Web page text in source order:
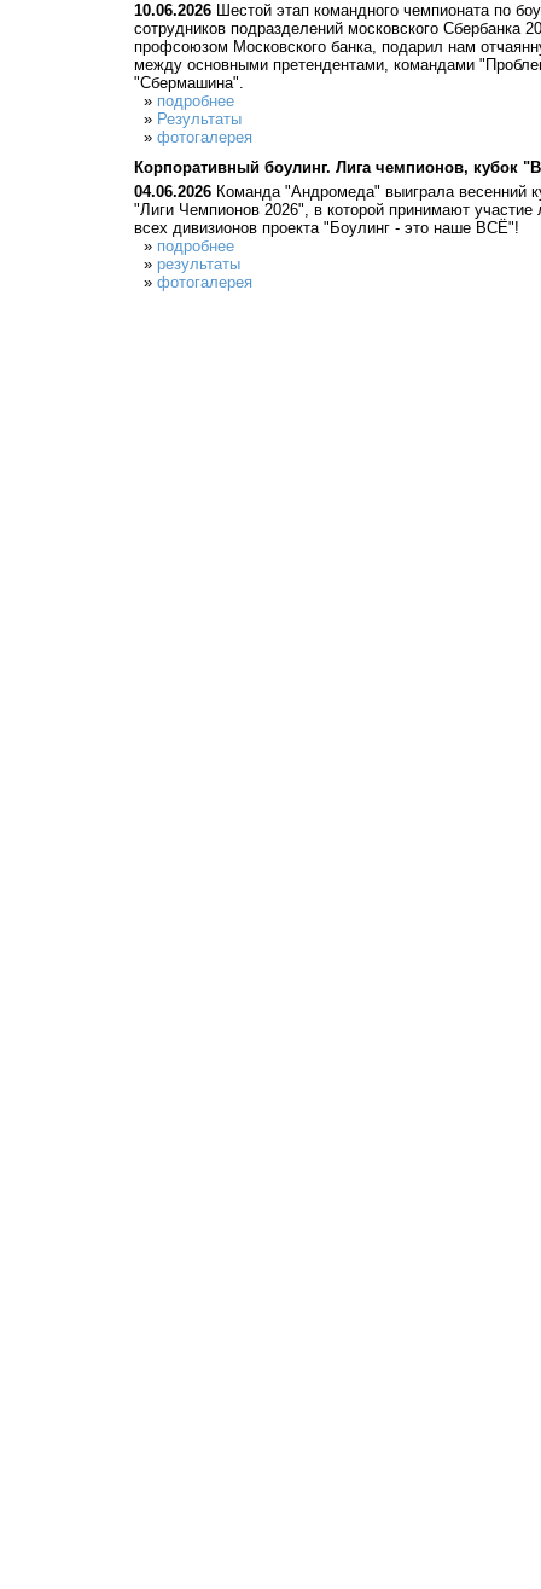
10.06.2026 Шестой этап командного чемпионата по
сотрудников подразделений московского Сбербанка
профсоюзом Московского банка, подарил нам
между основными претендентами, командами
"Сбермашина".
» подробнее
» Результаты
» фотогалерея
Корпоративный боулинг. Лига чемпионов, кубок
04.06.2026 Команда "Андромеда" выиграла весенний
"Лиги Чемпионов 2026", в которой принимают
всех дивизионов проекта "Боулинг - это наше ВСЁ"!
» подробнее
» результаты
» фотогалерея